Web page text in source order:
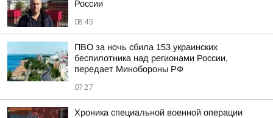
России
08:45
ПВО за ночь сбила 153 украинских
беспилотника над регионами России,
передает Минобороны РФ
07:27
Хроника специальной военной операции